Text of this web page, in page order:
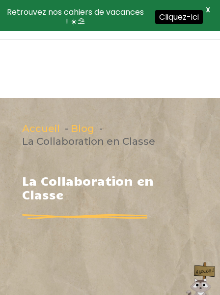
Accueil
Blog
La Collaboration en Classe
La Collaboration en
Classe
Retrouvez nos cahiers de vacances
! ☀️⛱️
Cliquez-ici
X